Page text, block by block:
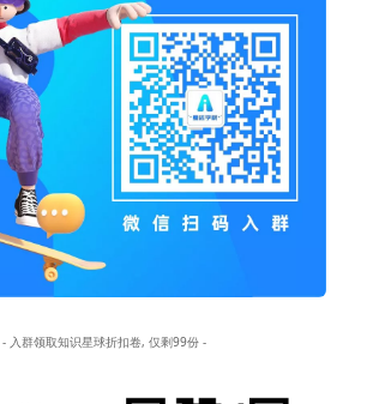
- 入群领取知识星球折扣卷, 仅剩99份 -